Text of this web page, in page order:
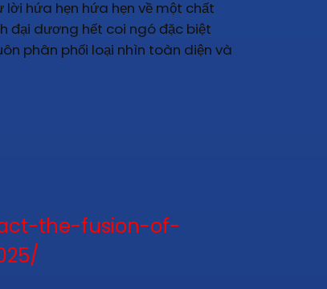
hứa hẹn hứa hẹn về một chất
đại dương hết coi ngó đặc biệt
phân phối loại nhìn toàn diện và
the-fusion-of-